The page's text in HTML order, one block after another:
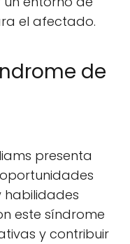
el afectado.
de
presenta
este síndrome
y contribuir